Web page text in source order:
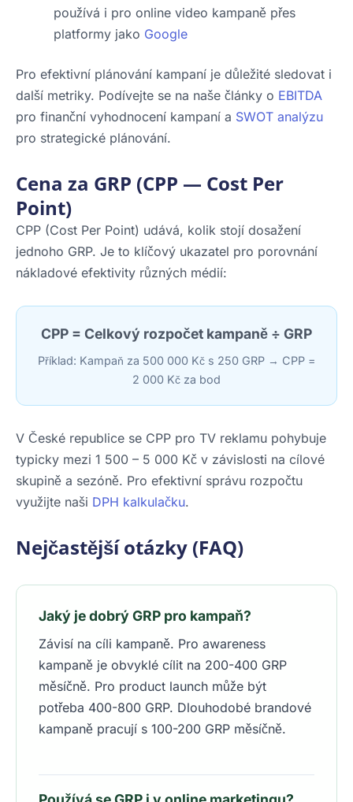
používá i pro online video kampaně přes
platformy jako Google
Pro efektivní plánování kampaní je důležité sledovat i
další metriky. Podívejte se na naše články o EBITDA
pro finanční vyhodnocení kampaní a SWOT analýzu
pro strategické plánování.
Cena za GRP (CPP — Cost Per
Point)
CPP (Cost Per Point) udává, kolik stojí dosažení
jednoho GRP. Je to klíčový ukazatel pro porovnání
nákladové efektivity různých médií:
CPP = Celkový rozpočet kampaně ÷ GRP
Příklad: Kampaň za 500 000 Kč s 250 GRP → CPP =
2 000 Kč za bod
V České republice se CPP pro TV reklamu pohybuje
typicky mezi 1 500 – 5 000 Kč v závislosti na cílové
skupině a sezóně. Pro efektivní správu rozpočtu
využijte naši DPH kalkulačku.
Nejčastější otázky (FAQ)
Jaký je dobrý GRP pro kampaň?
Závisí na cíli kampaně. Pro awareness
kampaně je obvyklé cílit na 200-400 GRP
měsíčně. Pro product launch může být
potřeba 400-800 GRP. Dlouhodobé brandové
kampaně pracují s 100-200 GRP měsíčně.